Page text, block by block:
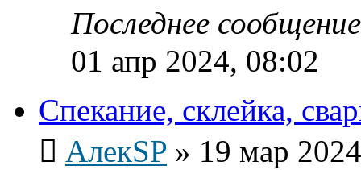
Последнее
01 апр 2024, 08:02
Спекание, склейка,
АлекSP » 19 мар